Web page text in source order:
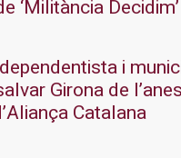
‘Militància Decidim’
i
Girona de
Catalana